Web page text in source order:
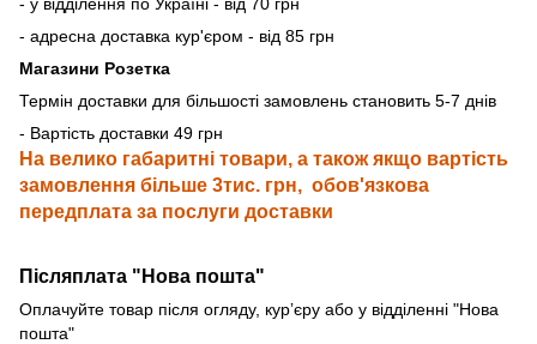
- адресна доставка кур'єром - від 85 грн
Магазини Розетка
Термін доставки для більшості замовлень становить 5-7 днів
- Вартість доставки 49 грн
На велико габаритні товари, а також якщо вартість
замовлення більше 3тис. грн, обов'язкова
передплата за послуги доставки
Післяплата "Нова пошта"
Оплачуйте товар після огляду, курʼєру або у відділенні "Нова
пошта"